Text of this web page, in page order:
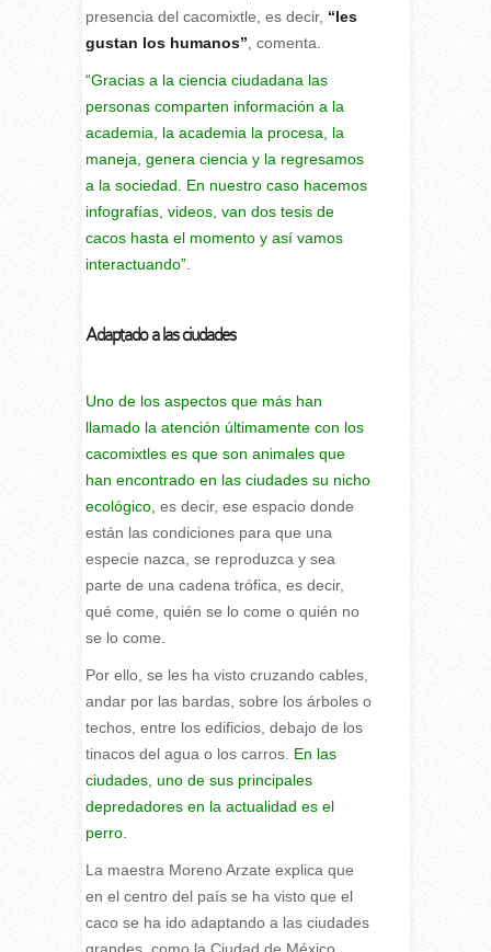
presencia del cacomixtle, es decir, “les
gustan los humanos” , comenta.
“Gracias a la ciencia ciudadana las
personas comparten información a la
academia, la academia la procesa, la
maneja, genera ciencia y la regresamos
a la sociedad. En nuestro caso hacemos
infografías, videos, van dos tesis de
cacos hasta el momento y así vamos
interactuando”.
Adaptado a las ciudades
Uno de los aspectos que más han
llamado la atención últimamente con los
cacomixtles es que son animales que
han encontrado en las ciudades su nicho
ecológico, es decir, ese espacio donde
están las condiciones para que una
especie nazca, se reproduzca y sea
parte de una cadena trófica, es decir,
qué come, quién se lo come o quién no
se lo come.
Por ello, se les ha visto cruzando cables,
andar por las bardas, sobre los árboles o
techos, entre los edificios, debajo de los
tinacos del agua o los carros. En las
ciudades, uno de sus principales
depredadores en la actualidad es el
perro.
La maestra Moreno Arzate explica que
en el centro del país se ha visto que el
caco se ha ido adaptando a las ciudades
grandes, como la Ciudad de México,